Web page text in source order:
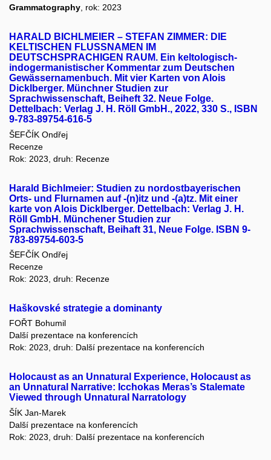
Grammatography, rok: 2023
HARALD BICHLMEIER – STEFAN ZIMMER: DIE
KELTISCHEN FLUSSNAMEN IM
DEUTSCHSPRACHIGEN RAUM. Ein keltologisch-
indogermanistischer Kommentar zum Deutschen
Gewässernamenbuch. Mit vier Karten von Alois
Dicklberger. Münchner Studien zur
Sprachwissenschaft, Beiheft 32. Neue Folge.
Dettelbach: Verlag J. H. Röll GmbH., 2022, 330 S., ISBN
9-783-89754-616-5
ŠEFČÍK Ondřej
Recenze
Rok: 2023, druh: Recenze
Harald Bichlmeier: Studien zu nordostbayerischen
Orts- und Flurnamen auf -(n)itz und -(a)tz. Mit einer
karte von Alois Dicklberger. Dettelbach: Verlag J. H.
Röll GmbH. Münchener Studien zur
Sprachwissenschaft, Beihaft 31, Neue Folge. ISBN 9-
783-89754-603-5
ŠEFČÍK Ondřej
Recenze
Rok: 2023, druh: Recenze
Haškovské strategie a dominanty
FOŘT Bohumil
Další prezentace na konferencích
Rok: 2023, druh: Další prezentace na konferencích
Holocaust as an Unnatural Experience, Holocaust as
an Unnatural Narrative: Icchokas Meras’s Stalemate
Viewed through Unnatural Narratology
ŠÍK Jan-Marek
Další prezentace na konferencích
Rok: 2023, druh: Další prezentace na konferencích